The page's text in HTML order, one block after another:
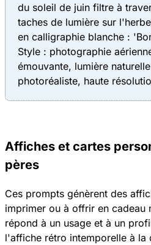
du soleil de juin filtre à
taches de lumière sur
en calligraphie blanche :
Style : photographie
émouvante, lumière
photoréaliste, haute
Affiches et cartes
pères
Ces prompts génèrent des
imprimer ou à offrir en cadeau
répond à un usage et à un
l'affiche rétro intemporelle à la